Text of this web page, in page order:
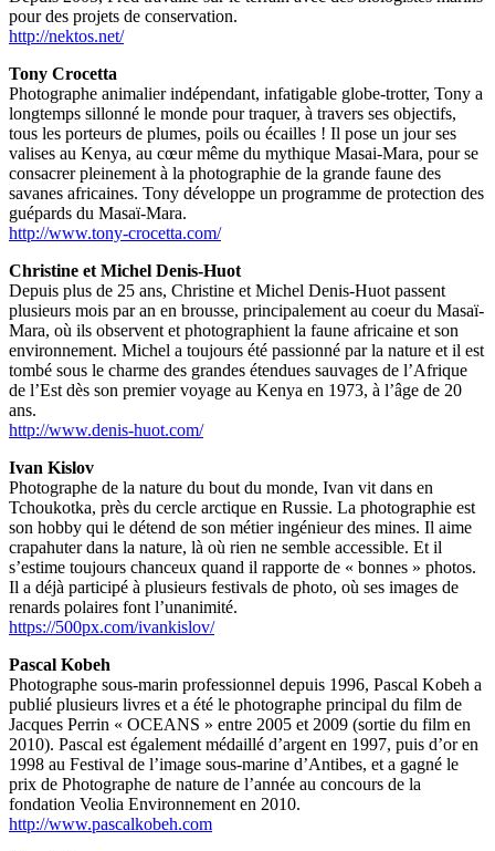
pour des projets de conservation.
http://nektos.net/
Tony Crocetta
Photographe animalier indépendant, infatigable globe-trotter, Tony a
longtemps sillonné le monde pour traquer, à travers ses objectifs,
tous les porteurs de plumes, poils ou écailles ! Il pose un jour ses
valises au Kenya, au cœur même du mythique Masai-Mara, pour se
consacrer pleinement à la photographie de la grande faune des
savanes africaines. Tony développe un programme de protection des
guépards du Masaï-Mara.
http://www.tony-crocetta.com/
Christine et Michel Denis-Huot
Depuis plus de 25 ans, Christine et Michel Denis-Huot passent
plusieurs mois par an en brousse, principalement au coeur du Masaï-
Mara, où ils observent et photographient la faune africaine et son
environnement. Michel a toujours été passionné par la nature et il est
tombé sous le charme des grandes étendues sauvages de l’Afrique
de l’Est dès son premier voyage au Kenya en 1973, à l’âge de 20
ans.
http://www.denis-huot.com/
Ivan Kislov
Photographe de la nature du bout du monde, Ivan vit dans en
Tchoukotka, près du cercle arctique en Russie. La photographie est
son hobby qui le détend de son métier ingénieur des mines. Il aime
crapahuter dans la nature, là où rien ne semble accessible. Et il
s’estime toujours chanceux quand il rapporte de « bonnes » photos.
Il a déjà participé à plusieurs festivals de photo, où ses images de
renards polaires font l’unanimité.
https://500px.com/ivankislov/
Pascal Kobeh
Photographe sous-marin professionnel depuis 1996, Pascal Kobeh a
publié plusieurs livres et a été le photographe principal du film de
Jacques Perrin « OCEANS » entre 2005 et 2009 (sortie du film en
2010). Pascal est également médaillé d’argent en 1997, puis d’or en
1998 au Festival de l’image sous-marine d’Antibes, et a gagné le
prix de Photographe de nature de l’année au concours de la
fondation Veolia Environnement en 2010.
http://www.pascalkobeh.com